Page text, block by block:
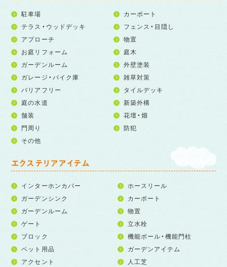
駐車場
カーポート
テラス・ウッドデッキ
フェンス・目隠し
アプローチ
物置
お庭リフォーム
庭木
ガーデンルーム
外壁塗装
ガレージ・バイク庫
雑草対策
バリアフリー
タイルデッキ
庭の水道
新築外構
舗装
花壇・畑
門周り
防犯
その他
エクステリアアイテム
インターホンカバー
ホースリール
ガーデンシンク
カーポート
ガーデンルーム
物置
ゲート
立水栓
ブロック
機能ポール・機能門柱
ペット用品
ガーデンアイテム
アクセント
人工芝